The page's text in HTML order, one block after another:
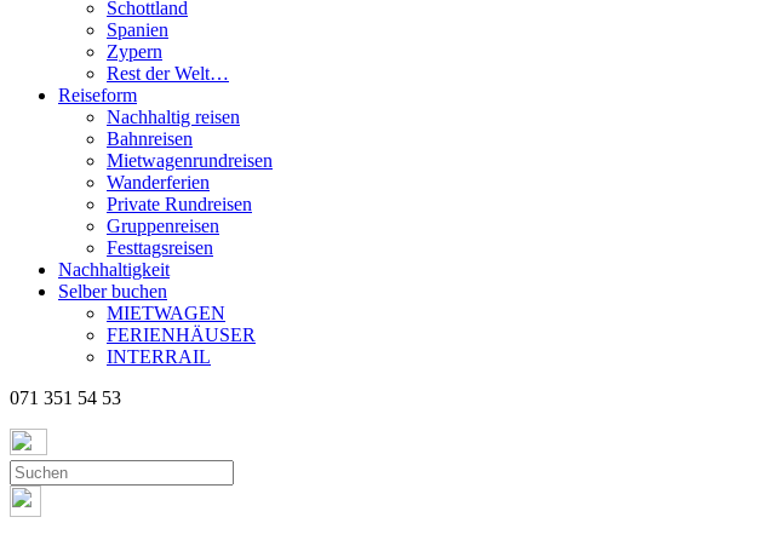
Schottland
Spanien
Zypern
Rest der Welt…
Reiseform
Nachhaltig reisen
Bahnreisen
Mietwagenrundreisen
Wanderferien
Private Rundreisen
Gruppenreisen
Festtagsreisen
Nachhaltigkeit
Selber buchen
MIETWAGEN
FERIENHÄUSER
INTERRAIL
071 351 54 53